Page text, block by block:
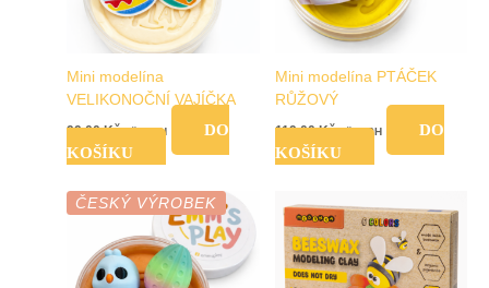
Mini modelína
VELIKONOČNÍ VAJÍČKA
99,00Kč vč. DPH
DO
KOŠÍKU
Mini modelína PTÁČEK
RŮŽOVÝ
119,00Kč vč. DPH
DO
KOŠÍKU
ČESKÝ VÝROBEK